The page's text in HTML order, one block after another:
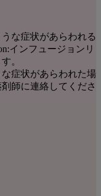
な症状があらわれる
インフュージョンリ
。
症状があらわれた場
師に連絡してくださ